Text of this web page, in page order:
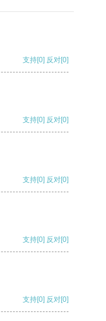
支持[0] 反对[0]
支持[0] 反对[0]
支持[0] 反对[0]
支持[0] 反对[0]
支持[0] 反对[0]